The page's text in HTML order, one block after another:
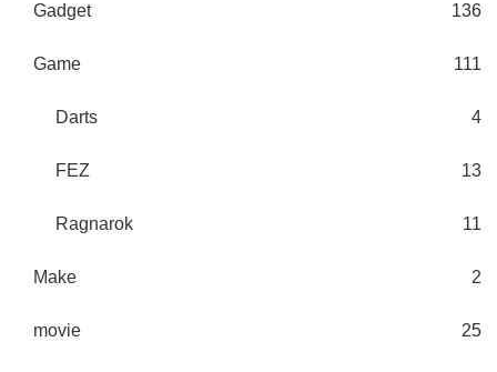
Gadget 136
Game 111
Darts 4
FEZ 13
Ragnarok 11
Make 2
movie 25